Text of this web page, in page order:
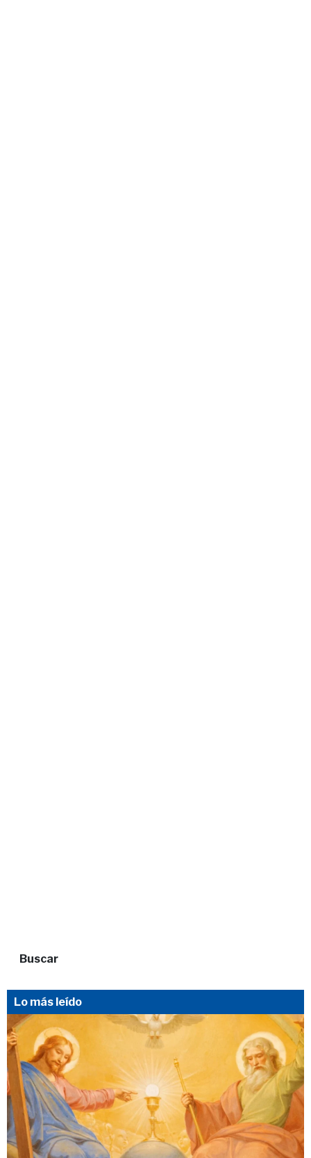
Buscar
Lo más leído